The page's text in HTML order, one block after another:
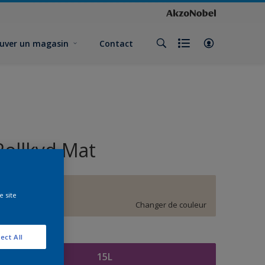
un magasin Contact
Mat
E8.05.80
Changer de couleur
15L
site
All